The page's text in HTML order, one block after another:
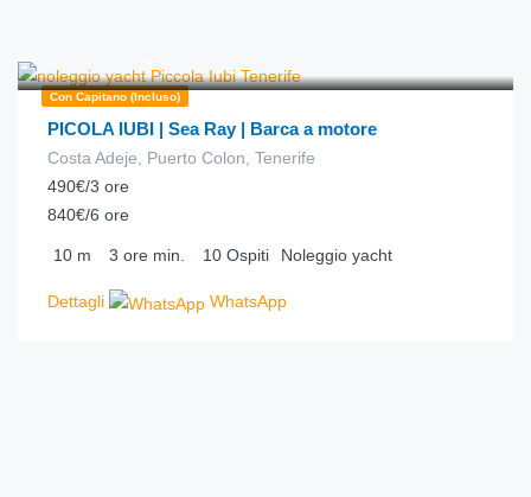
Con Capitano (incluso)
PICOLA IUBI | Sea Ray | Barca a motore
Costa Adeje, Puerto Colon, Tenerife
490€/3 ore
840€/6 ore
10 m 3 ore min. 10 Ospiti Noleggio yacht
Dettagli WhatsApp